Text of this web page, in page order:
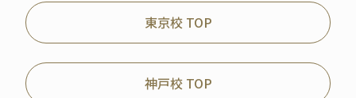
東京校 TOP
神戸校 TOP